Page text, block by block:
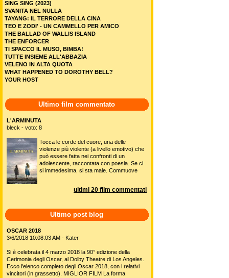
SING SING (2023)
SVANITA NEL NULLA
TAYANG: IL TERRORE DELLA CINA
TEO E ZODI' - UN CAMMELLO PER AMICO
THE BALLAD OF WALLIS ISLAND
THE ENFORCER
TI SPACCO IL MUSO, BIMBA!
TUTTE INSIEME ALL'ABBAZIA
VELENO IN ALTA QUOTA
WHAT HAPPENED TO DOROTHY BELL?
YOUR HOST
Ultimo film commentato
L'ARMINUTA
bleck - voto: 8
Tocca le corde del cuore, una delle
violenze più violente (a livello emotivo) che
può essere fatta nei confronti di un
adolescente, raccontata con poesia. Se ci
si immedesima, si sta male. Commuove
ultimi 20 film commentati
Ultimo post blog
OSCAR 2018
3/6/2018 10:08:03 AM - Kater
Si è celebrata il 4 marzo 2018 la 90° edizione della
Cerimonia degli Oscar, al Dolby Theatre di Los Angeles.
Ecco l'elenco completo degli Oscar 2018, con i relativi
vincitori (in grassetto). MIGLIOR FILM La forma